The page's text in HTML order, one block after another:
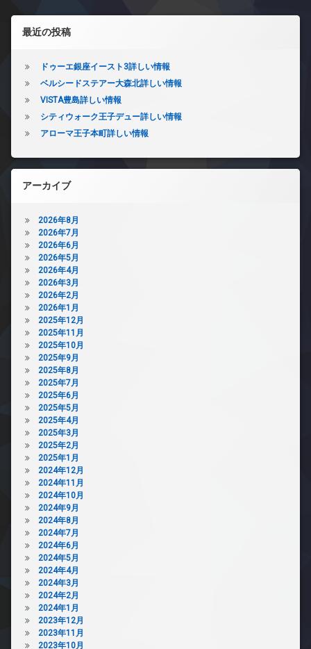
左サイドバー
最近の投稿
ドゥーエ銀座イースト3詳しい情報
ベルシードステアー大森北詳しい情報
VISTA豊島詳しい情報
シティウォーク王子デュー詳しい情報
アローマ王子本町詳しい情報
アーカイブ
2026年8月
2026年7月
2026年6月
2026年5月
2026年4月
2026年3月
2026年2月
2026年1月
2025年12月
2025年11月
2025年10月
2025年9月
2025年8月
2025年7月
2025年6月
2025年5月
2025年4月
2025年3月
2025年2月
2025年1月
2024年12月
2024年11月
2024年10月
2024年9月
2024年8月
2024年7月
2024年6月
2024年5月
2024年4月
2024年3月
2024年2月
2024年1月
2023年12月
2023年11月
2023年10月